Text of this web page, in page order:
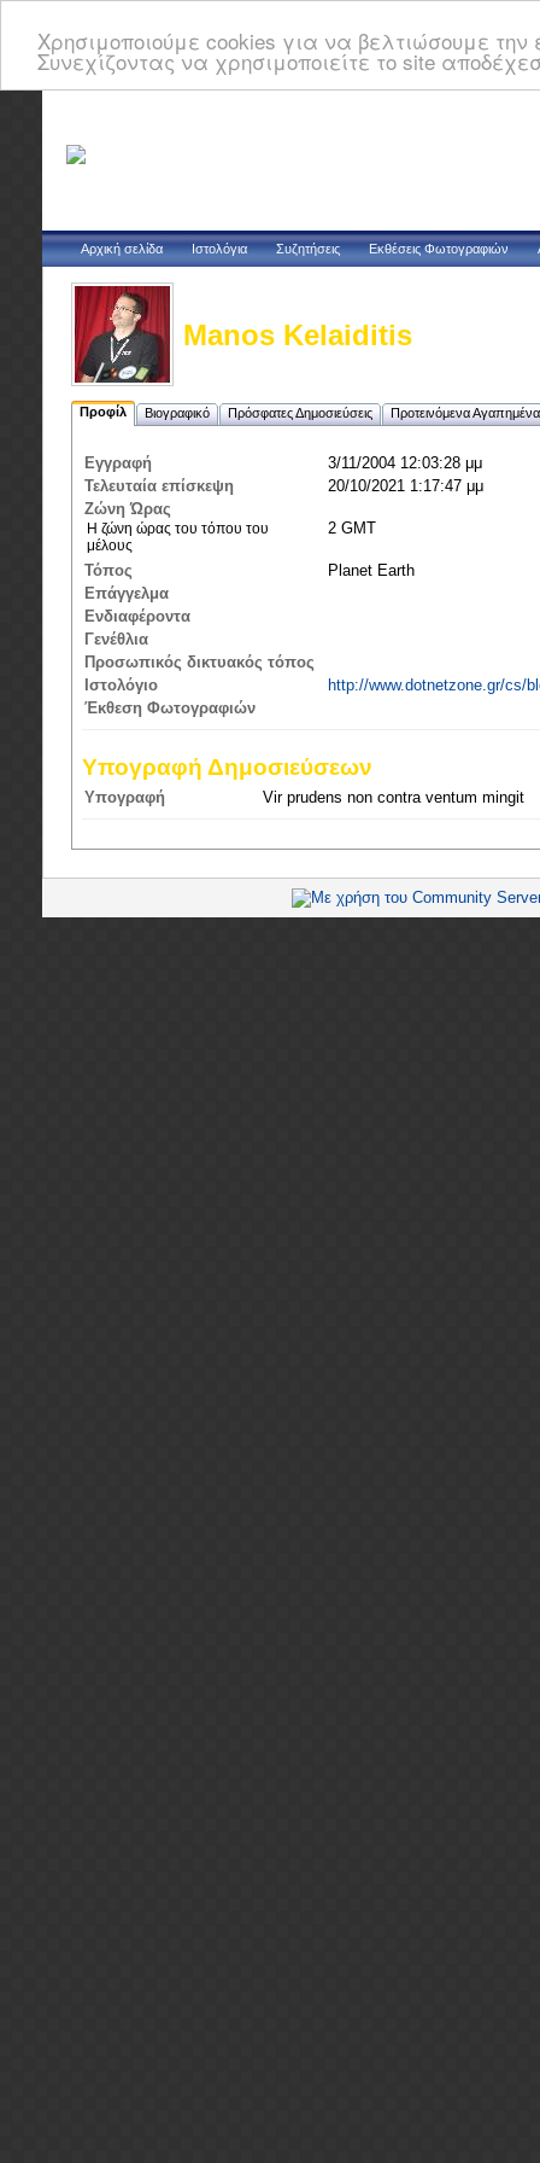
Χρησιμοποιούμε cookies για να βελτιώσουμε
Συνεχίζοντας να χρησιμοποιείτε το site
Αρχική σελίδα Ιστολόγια Συζητήσεις Εκθέσεις Φωτογραφιών
Manos Kelaiditis
Προφίλ Βιογραφικό Πρόσφατες Δημοσιεύσεις Προτεινόμενα Αγαπημένα
Εγγραφή
3/11/2004 12:03:28 μμ
Τελευταία επίσκεψη
20/10/2021 1:17:47 μμ
Ζώνη Ώρας
Η ζώνη ώρας του τόπου του
μέλους
2 GMT
Τόπος
Planet Earth
Επάγγελμα
Ενδιαφέροντα
Γενέθλια
Προσωπικός δικτυακός τόπος
Ιστολόγιο
http://www.dotnetzone.gr/cs/
Έκθεση Φωτογραφιών
Υπογραφή Δημοσιεύσεων
Υπογραφή Vir prudens non contra ventum mingit